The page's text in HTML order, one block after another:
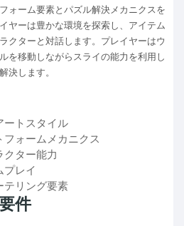
ォーム要素とパズル解決メカニクスを
ヤーは豊かな環境を探索し、アイテム
クターと対話します。プレイヤーはウ
を移動しながらスライの能力を利用し
決します。
トスタイル
ォームメカニクス
ター能力
レイ
リング要素
件